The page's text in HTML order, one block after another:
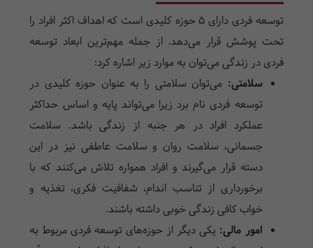
توسعه فردی دارای 5 حوزه کلیدی است که اهداف اکثر افراد را
تحت پوشش قرار می‌دهد. از جمله مهم‌ترین ابعاد توسعه
فردی در زندگی می‌توان به موارد زیر اشاره کرد:
سلامتی: می‌توان سلامتی را به عنوان حوزه کلیدی در
توسعه فردی نام برد زیرا می‌تواند پایه و اساس حداکثر
عملکرد افراد در هر جنبه از زندگی باشد. سلامت
جسمانی، سلامت روان و سلامت عاطفی نیز در این
دسته قرار می‌گیرند و افراد همواره تلاش می‌کنند که با
برخورداری از تناسب اندام، شفافیت فکری، تغذیه و
خواب کافی زندگی خوبی داشته باشند.
امور مالی:‌ یکی دیگر از حوزه‌های توسعه فردی مربوط به